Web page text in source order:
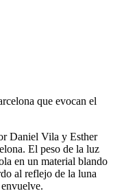
que evocan el
Daniel Vila y Esther
El peso de la luz
en un material blando
al reflejo de la luna